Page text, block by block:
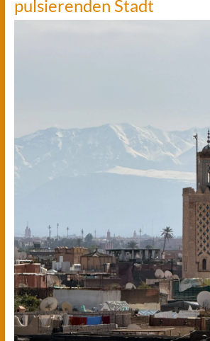
pulsierenden Stadt